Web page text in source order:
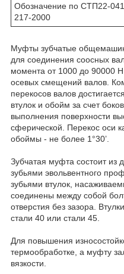
Обозначение по СТП22-
217-2000
Муфты зубчатые
для соединения соосных
момента от 1000 до 90000
осевых смещений валов.
перекосов валов
втулок и обойм за счет
выполнения поверхности
сферической. Перекос оси
обоймы - не более 1°30’.
Зубчатая муфта состоит из
зубьями эвольвентного
зубьями втулок,
соединены между собой
отверстия без зазора.
стали 40 или стали 45.
Для повышения
термообработке, а муфту
вязкости.